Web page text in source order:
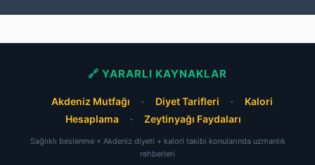
🔗 YARARLI KAYNAKLAR
Akdeniz Mutfağı · Diyet Tarifleri ·
Kalori
Hesaplama
· Zeytinyağı Faydaları
Sağlıklı beslenme + Akdeniz diyeti + kalori takibi konularında uzmanlık
rehberleri